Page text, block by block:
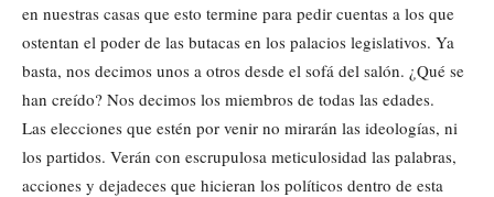
en nuestras casas que esto termine para pedir cuentas a los que
ostentan el poder de las butacas en los palacios legislativos. Ya
basta, nos decimos unos a otros desde el sofá del salón. ¿Qué se
han creído? Nos decimos los miembros de todas las edades.
Las elecciones que estén por venir no mirarán las ideologías, ni
los partidos. Verán con escrupulosa meticulosidad las palabras,
acciones y dejadeces que hicieran los políticos dentro de esta